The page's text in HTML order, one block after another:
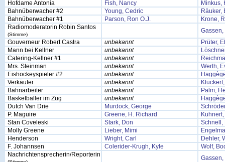
Hofdame Antonia
Fish, Nancy
Minkus,
Bahnüberwacher #2
Young, Cedric
Räuker,
Bahnüberwacher #1
Parson, Ron O.J.
Krone,
Radiomoderatorin Robin Santos
(Stimme)
Gouverneur Robert Castra
unbekannt
Prüter,
Mann bei Kellner
unbekannt
Catering-Kellner #1
unbekannt
Mrs. Steinman
unbekannt
Werth,
Eishockeyspieler #2
unbekannt
Verkäufer
unbekannt
Bahnarbeiter
unbekannt
Palm,
Basketballer im Zug
unbekannt
Dutch Van Drie
Murdock, George
P. Maguire
Greene, H. Richard
Stan Coveleski
Stark, Don
Schnell,
Molly Greene
Lieber, Mimi
Henderson
Wright, Carl
Dehler,
F. Johannsen
Colerider-Krugh, Kyle
Wolf,
Nachrichtensprecherin/Reporterin